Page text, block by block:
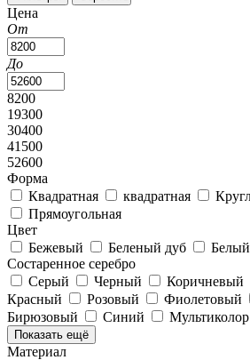
Цена
От
До
8200
19300
30400
41500
52600
Форма
Квадратная
квадратная
Прямоугольная
Цвет
Бежевый
Беленый дуб Белый
Состаренное серебро
Серый
Черный Коричневый
Красный
Розовый Фиолетовый
Бирюзовый
Синий Мультиколор
Показать ещё
Материал